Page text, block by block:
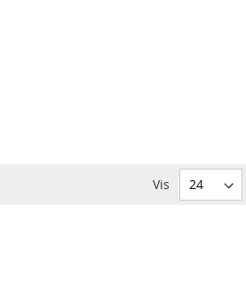
Vis